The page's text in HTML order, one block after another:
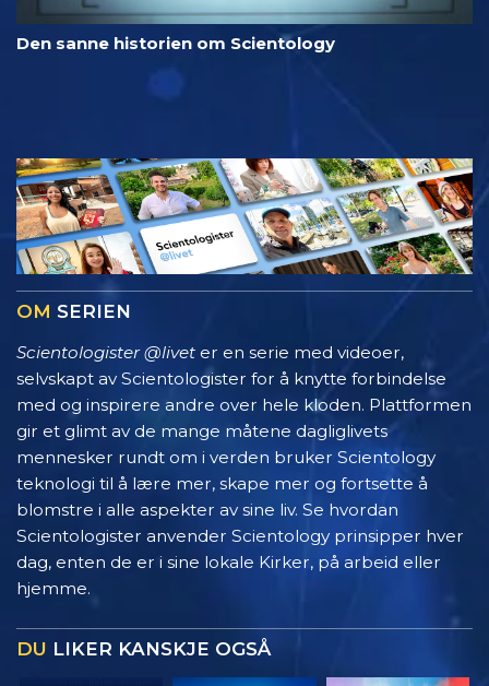
Den sanne historien om Scientology
OM SERIEN
Scientologister @livet er en serie med videoer,
selvskapt av Scientologister for å knytte forbindelse
med og inspirere andre over hele kloden. Plattformen
gir et glimt av de mange måtene dagliglivets
mennesker rundt om i verden bruker Scientology
teknologi til å lære mer, skape mer og fortsette å
blomstre i alle aspekter av sine liv. Se hvordan
Scientologister anvender Scientology prinsipper hver
dag, enten de er i sine lokale Kirker, på arbeid eller
hjemme.
DU LIKER KANSKJE OGSÅ